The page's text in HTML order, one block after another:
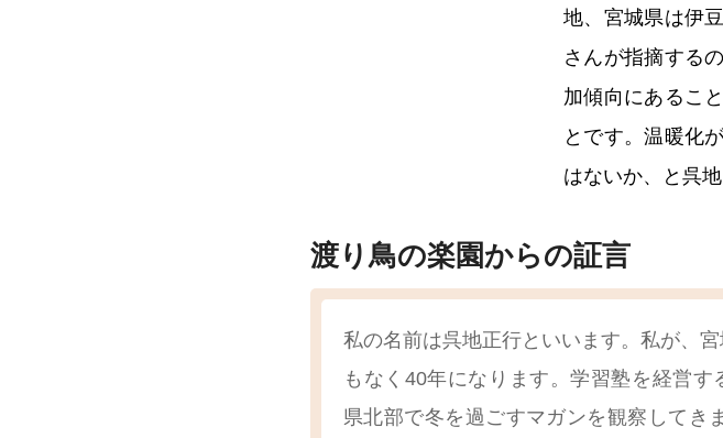
地、宮城県は伊
さんが指摘する
加傾向にあるこ
とです。温暖化
はないか、と呉
渡り鳥の楽園からの証言
私の名前は呉地正行といいます。私が、
もなく40年になります。学習塾を経営
県北部で冬を過ごすマガンを観察してき